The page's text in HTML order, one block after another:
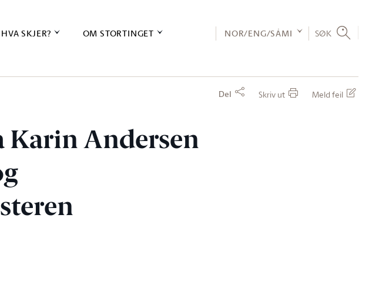
HVA SKJER? OM STORTINGET NOR/ENG/SÁMI SØK
Del Skriv ut Meld feil
Karin Andersen